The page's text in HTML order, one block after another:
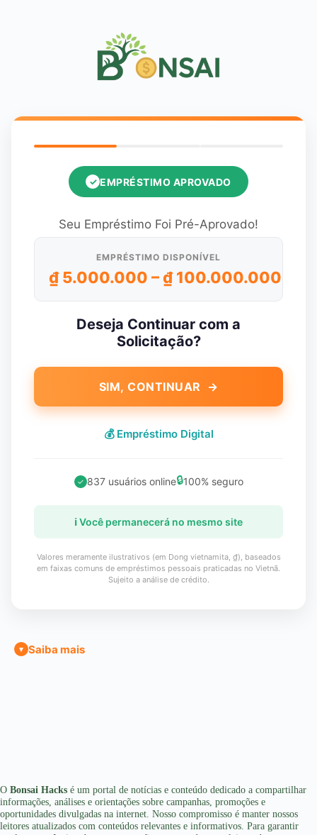
✓ EMPRÉSTIMO APROVADO
Seu Empréstimo Foi Pré-Aprovado!
EMPRÉSTIMO DISPONÍVEL
₫ 5.000.000 – ₫ 100.000.000
Deseja Continuar com a
Solicitação?
SIM, CONTINUAR →
💰 Empréstimo Digital
✓ 837 usuários online🔒100% seguro
ℹ️ Você permanecerá no mesmo site
Valores meramente ilustrativos (em Dong vietnamita, ₫), baseados
em faixas comuns de empréstimos pessoais praticadas no Vietnã.
Sujeito a análise de crédito.
▾ Saiba mais
deslocamentos ou burocracias demoradas.
Com poucos passos, já é possível iniciar uma análise de perfil,
O Bonsai Hacks é um portal de notícias e conteúdo dedicado a compartilhar
informações, análises e orientações sobre campanhas, promoções e
oportunidades divulgadas na internet. Nosso compromisso é manter nossos
leitores atualizados com conteúdos relevantes e informativos. Para garantir